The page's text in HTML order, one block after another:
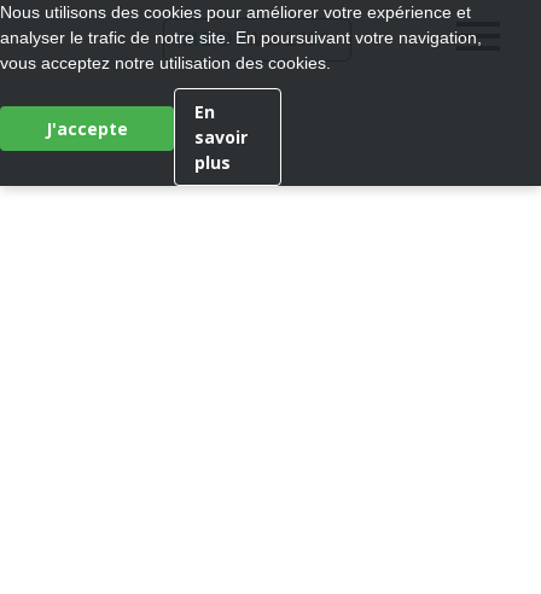
MEDIWALK®
Nous utilisons des cookies pour améliorer votre expérience et
analyser le trafic de notre site. En poursuivant votre navigation,
vous acceptez notre utilisation des cookies.
J'accepte
En
savoir
plus